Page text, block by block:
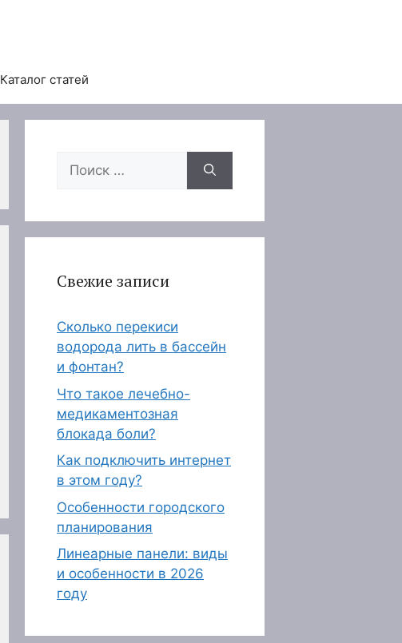
Каталог статей
Поиск:
Свежие записи
Сколько перекиси
водорода лить в бассейн
и фонтан?
Что такое лечебно-
медикаментозная
блокада боли?
Как подключить интернет
в этом году?
Особенности городского
планирования
Линеарные панели: виды
и особенности в 2026
году